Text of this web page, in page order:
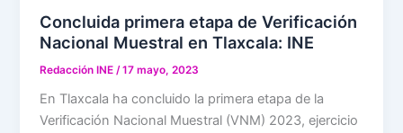
Concluida primera etapa de Verificación
Nacional Muestral en Tlaxcala: INE
Redacción INE /17 mayo, 2023
En Tlaxcala ha concluido la primera etapa de la
Verificación Nacional Muestral (VNM) 2023, ejercicio